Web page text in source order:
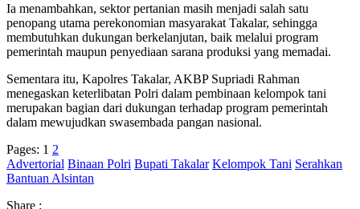
Ia menambahkan, sektor pertanian masih menjadi salah satu
penopang utama perekonomian masyarakat Takalar, sehingga
membutuhkan dukungan berkelanjutan, baik melalui program
pemerintah maupun penyediaan sarana produksi yang memadai.
Sementara itu, Kapolres Takalar, AKBP Supriadi Rahman
menegaskan keterlibatan Polri dalam pembinaan kelompok tani
merupakan bagian dari dukungan terhadap program pemerintah
dalam mewujudkan swasembada pangan nasional.
Pages: 1 2
Advertorial Binaan Polri Bupati Takalar Kelompok Tani Serahkan
Bantuan Alsintan
Share :